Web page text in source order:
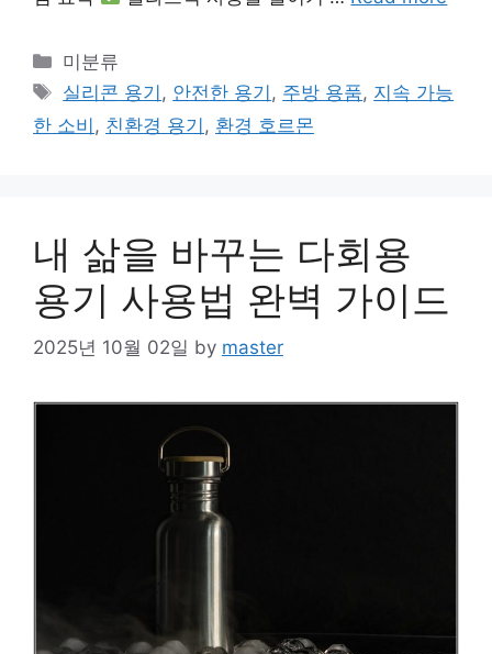
Categories
미분류
Tags
실리콘 용기 , 안전한 용기 , 주방 용품, 지속 가능
한 소비 , 친환경 용기 , 환경 호르몬
내 삶을 바꾸는 다회용
용기 사용법 완벽 가이드
2025년 10월 02일 by master